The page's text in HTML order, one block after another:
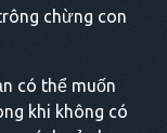
chừng con
có thể muốn
khi không có